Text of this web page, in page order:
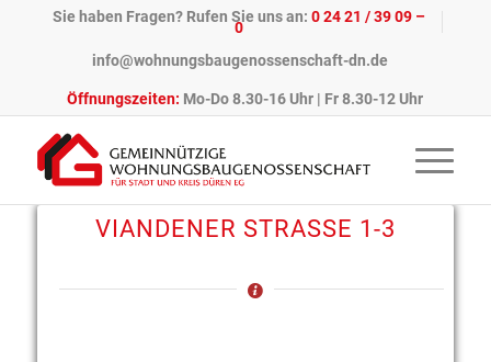
Sie haben Fragen? Rufen Sie uns an:0 24 21 / 39 09 –
0
info@wohnungsbaugenossenschaft-dn.de
Öffnungszeiten: Mo-Do 8.30-16 Uhr | Fr 8.30-12 Uhr
VIANDENER STRASSE 1-3